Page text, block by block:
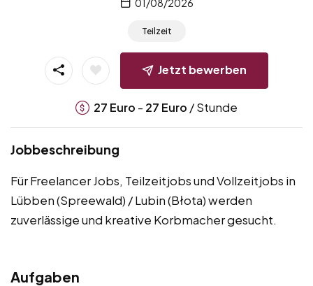
01/08/2026
Teilzeit
Jetzt bewerben
27 Euro - 27 Euro / Stunde
Jobbeschreibung
Für Freelancer Jobs, Teilzeitjobs und Vollzeitjobs in
Lübben (Spreewald) / Lubin (Błota) werden
zuverlässige und kreative Korbmacher gesucht.
Aufgaben